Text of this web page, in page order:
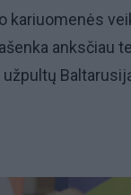
kariuomenės
anksčiau
užpultų